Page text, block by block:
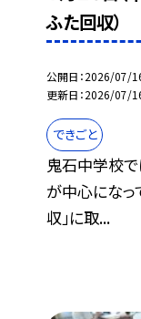
ふた回収）
公開日 2026/07/
更新日 2026/07/
できごと
鬼石中学校で
が中心になっ
収」に取...